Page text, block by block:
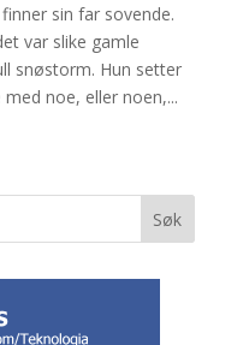
sin far sovende.
var slike gamle
snøstorm. Hun setter
noe, eller noen,...